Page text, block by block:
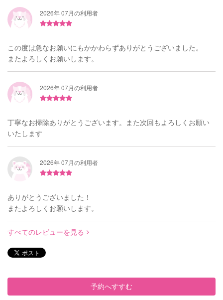
2026年 07月の利用者
この度は急なお願いにもかかわらずありがとうございました。
またよろしくお願いします。
2026年 07月の利用者
丁寧なお掃除ありがとうございます。また次回もよろしくお願い
いたします
2026年 07月の利用者
ありがとうございました！
またよろしくお願いします。
すべてのレビューを見る
予約へすすむ